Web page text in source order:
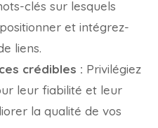
clés sur lesquels
et intégrez-
liens.
crédibles : Privilégiez
leur fiabilité et leur
la qualité de vos